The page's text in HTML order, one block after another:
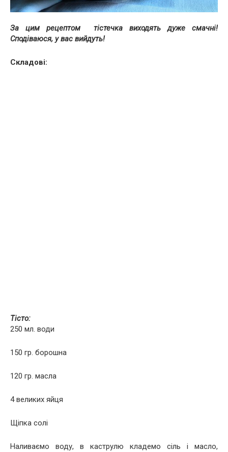
За цим рецептом тістечка виходять дуже смачні!
Сподіваюся, у вас вийдуть!
Складові:
Тісто:
250 мл. води
150 гр. борошна
120 гр. масла
4 великих яйця
Щіпка солі
Наливаємо воду, в каструлю кладемо сіль і масло,